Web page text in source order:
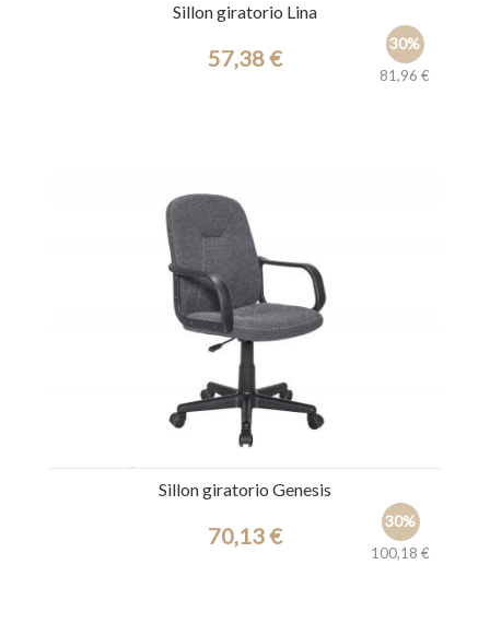
Sillon giratorio Lina
30%
81,96 €
57,38 €
Sillon giratorio Genesis
30%
100,18 €
70,13 €